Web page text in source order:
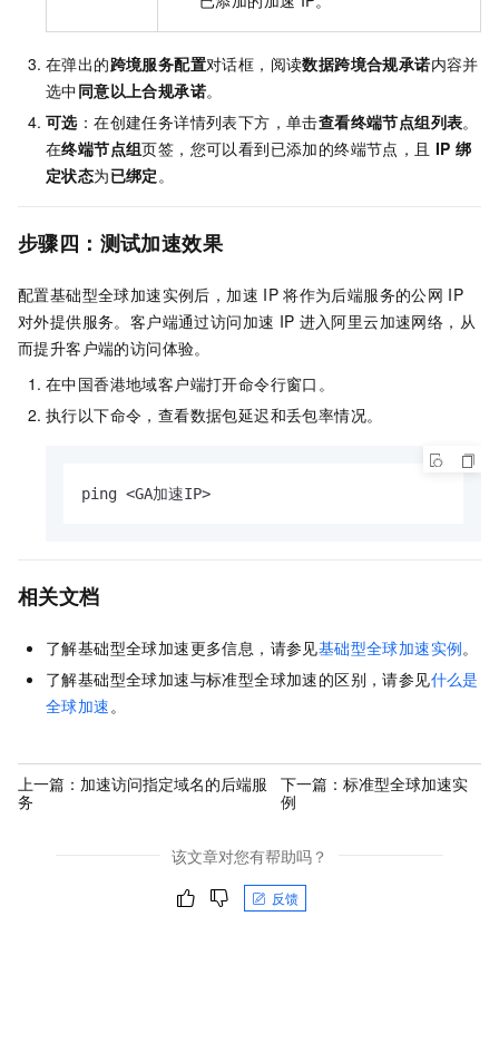
在弹出的跨境服务配置对话框，阅读数据跨境合规承诺内容并
选中同意以上合规承诺。
可选：在创建任务详情列表下方，单击查看终端节点组列表。
在终端节点组页签，您可以看到已添加的终端节点，且 IP 绑
定状态为已绑定 。
步骤四：测试加速效果
配置基础型全球加速实例后，加速 IP 将作为后端服务的公网 IP
对外提供服务。客户端通过访问加速 IP 进入阿里云加速网络，从
而提升客户端的访问体验。
在中国香港地域客户端打开命令行窗口。
执行以下命令，查看数据包延迟和丢包率情况。
ping <GA加速IP>
相关文档
了解基础型全球加速更多信息，请参见基础型全球加速实例。
了解基础型全球加速与标准型全球加速的区别，请参见什么是
全球加速 。
上一篇： 加速访问指定域名的后端服
务
下一篇： 标准型全球加速实
例
该文章对您有帮助吗？
反馈